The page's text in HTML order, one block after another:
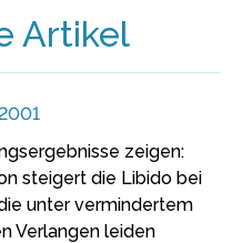
Artikel
zeigen:
steigert die Libido bei
unter vermindertem
Verlangen leiden